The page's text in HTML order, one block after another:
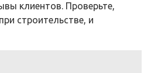
клиентов. Проверьте,
строительстве, и